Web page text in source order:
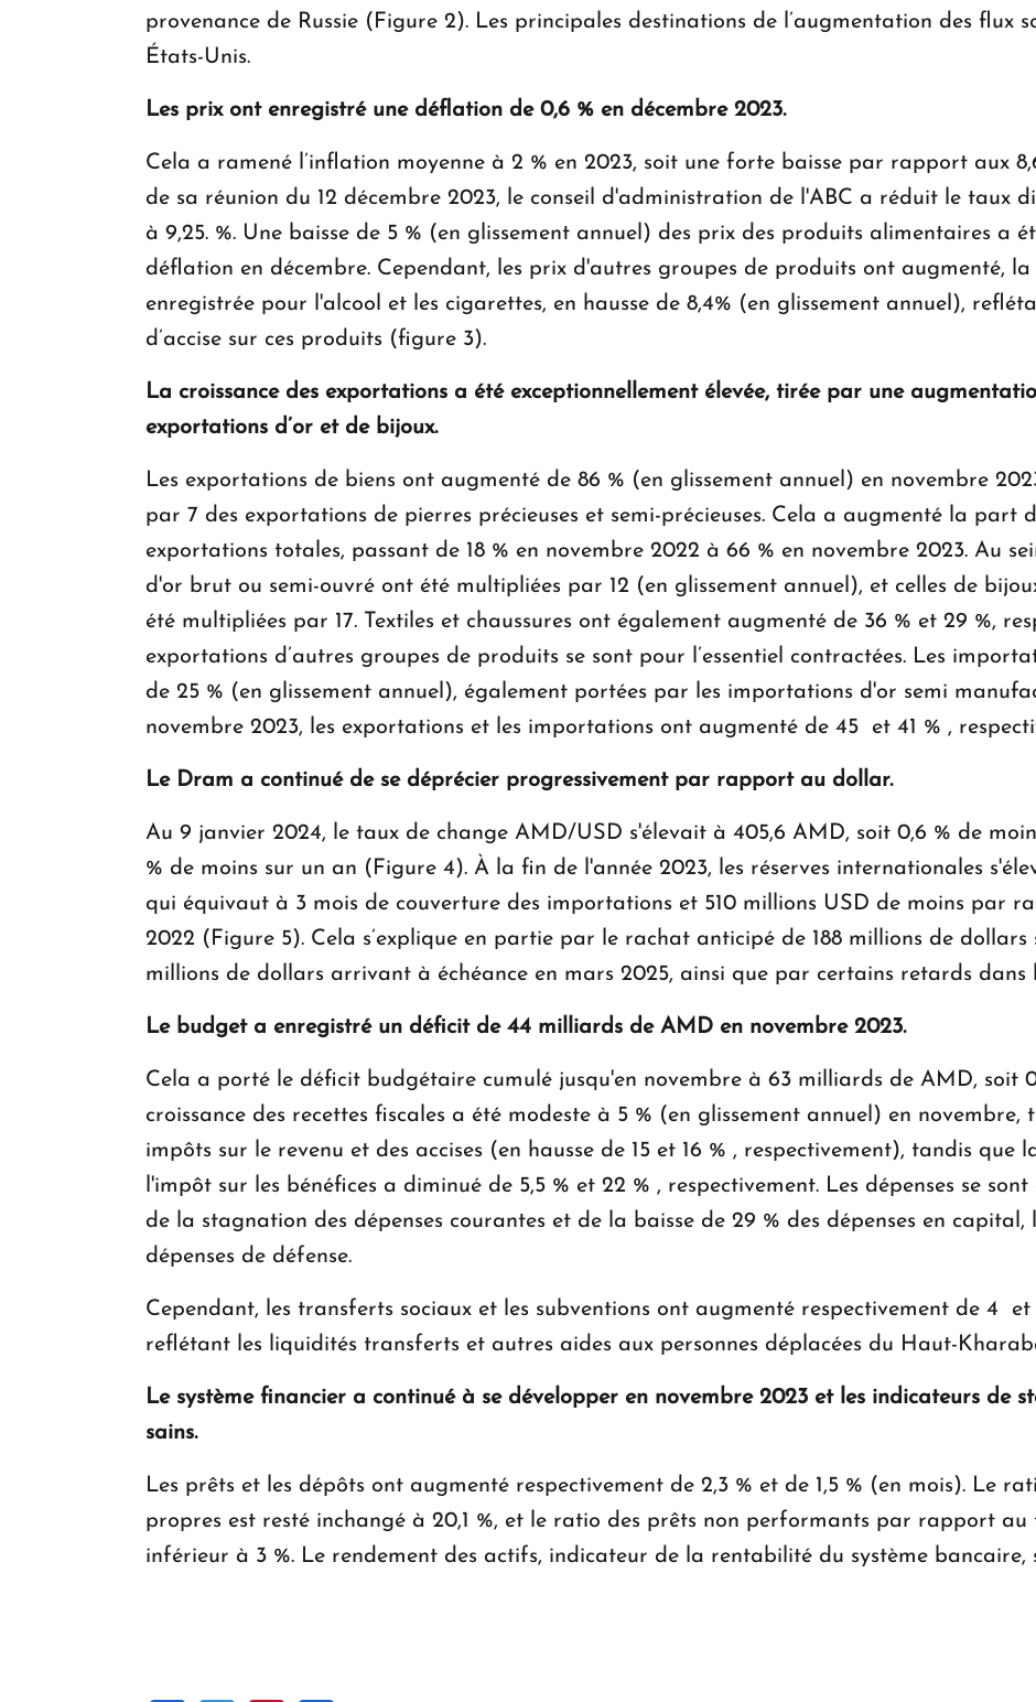
provenance de Russie (Figure 2). Les principales destinations de l’augmentation des flux
États-Unis.
Les prix ont enregistré une déflation de 0,6 % en décembre 2023.
Cela a ramené l’inflation moyenne à 2 % en 2023, soit une forte baisse par rapport aux
de sa réunion du 12 décembre 2023, le conseil d'administration de l'ABC a réduit le taux
à 9,25. %. Une baisse de 5 % (en glissement annuel) des prix des produits alimentaires a
déflation en décembre. Cependant, les prix d'autres groupes de produits ont augmenté,
enregistrée pour l'alcool et les cigarettes, en hausse de 8,4% (en glissement annuel),
d’accise sur ces produits (figure 3).
La croissance des exportations a été exceptionnellement élevée, tirée par une
exportations d’or et de bijoux.
Les exportations de biens ont augmenté de 86 % (en glissement annuel) en novembre
par 7 des exportations de pierres précieuses et semi-précieuses. Cela a augmenté la part
exportations totales, passant de 18 % en novembre 2022 à 66 % en novembre 2023. Au
d'or brut ou semi-ouvré ont été multipliées par 12 (en glissement annuel), et celles de
été multipliées par 17. Textiles et chaussures ont également augmenté de 36 % et 29 %,
exportations d’autres groupes de produits se sont pour l’essentiel contractées. Les
de 25 % (en glissement annuel), également portées par les importations d'or semi
novembre 2023, les exportations et les importations ont augmenté de 45 et 41 % ,
Le Dram a continué de se déprécier progressivement par rapport au dollar.
Au 9 janvier 2024, le taux de change AMD/USD s'élevait à 405,6 AMD, soit 0,6 % de
% de moins sur un an (Figure 4). À la fin de l'année 2023, les réserves internationales
qui équivaut à 3 mois de couverture des importations et 510 millions USD de moins par
2022 (Figure 5). Cela s’explique en partie par le rachat anticipé de 188 millions de
millions de dollars arrivant à échéance en mars 2025, ainsi que par certains retards dans
Le budget a enregistré un déficit de 44 milliards de AMD en novembre 2023.
Cela a porté le déficit budgétaire cumulé jusqu'en novembre à 63 milliards de AMD, soit
croissance des recettes fiscales a été modeste à 5 % (en glissement annuel) en novembre,
impôts sur le revenu et des accises (en hausse de 15 et 16 % , respectivement), tandis que
l'impôt sur les bénéfices a diminué de 5,5 % et 22 % , respectivement. Les dépenses se sont
de la stagnation des dépenses courantes et de la baisse de 29 % des dépenses en
dépenses de défense.
Cependant, les transferts sociaux et les subventions ont augmenté respectivement de 4 et
reflétant les liquidités transferts et autres aides aux personnes déplacées du Haut-
Le système financier a continué à se développer en novembre 2023 et les indicateurs de
sains.
Les prêts et les dépôts ont augmenté respectivement de 2,3 % et de 1,5 % (en mois). Le
propres est resté inchangé à 20,1 %, et le ratio des prêts non performants par rapport au
inférieur à 3 %. Le rendement des actifs, indicateur de la rentabilité du système bancaire,